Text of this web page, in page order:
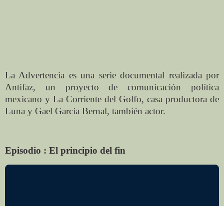
La Advertencia es una serie documental realizada por
Antifaz, un proyecto de comunicación política
mexicano y La Corriente del Golfo, casa productora de
Luna y Gael García Bernal, también actor.
Episodio : El principio del fin